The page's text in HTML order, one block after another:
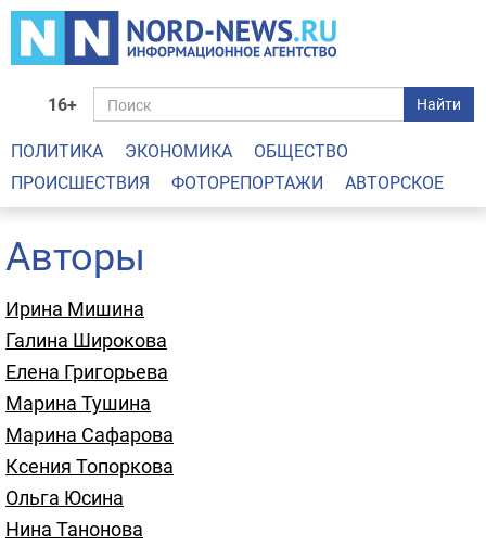
16+ Найти
ПОЛИТИКА ЭКОНОМИКА
ОБЩЕСТВО
ПРОИСШЕСТВИЯ
ФОТОРЕПОРТАЖИ АВТОРСКОЕ
Авторы
Ирина Мишина
Галина Широкова
Елена Григорьева
Марина Тушина
Марина Сафарова
Ксения Топоркова
Ольга Юсина
Нина Танонова